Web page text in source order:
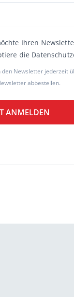
Ihren
die
den Newsletter jederzeit
abbestellen.
ANMELDEN